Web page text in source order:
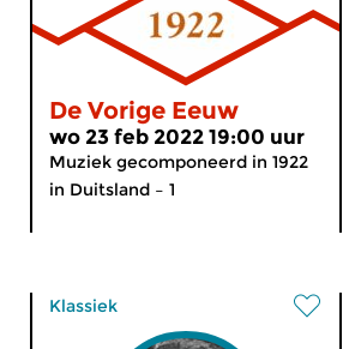
De Vorige Eeuw
wo 23 feb 2022 19:00 uur
Muziek gecomponeerd in 1922
in Duitsland – 1
Klassiek